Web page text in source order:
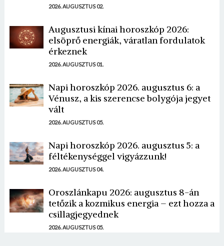
2026. AUGUSZTUS 02.
Augusztusi kínai horoszkóp 2026:
elsöprő energiák, váratlan fordulatok
érkeznek
2026. AUGUSZTUS 01.
Napi horoszkóp 2026. augusztus 6: a
Vénusz, a kis szerencse bolygója jegyet
vált
2026. AUGUSZTUS 05.
Napi horoszkóp 2026. augusztus 5: a
féltékenységgel vigyázzunk!
2026. AUGUSZTUS 04.
Oroszlánkapu 2026: augusztus 8-án
tetőzik a kozmikus energia – ezt hozza a
csillagjegyednek
2026. AUGUSZTUS 05.